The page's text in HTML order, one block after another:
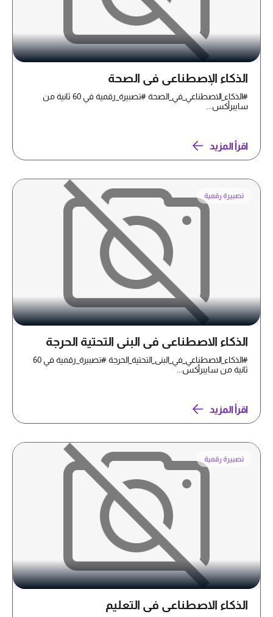
الذكاء الإصطناعي في الصحة
#الذكاء_الاصطناعي_في_الصحة #تصبيرة_رقمية في 60 ثانية من
سايبرأكس...
اقرأ المزيد
تصبيرة رقمية
الذكاء الاصطناعي في البنى التحتية الحرجة
#الذكاء_الاصطناعي_في_البنى_التحتية_الحرجة #تصبيرة_رقمية في 60
ثانية من سايبرأكس...
اقرأ المزيد
تصبيرة رقمية
الذكاء الاصطناعي في التعليم